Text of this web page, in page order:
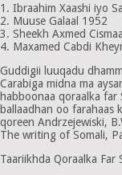
1. Ibraahim Xaashi iyo
2. Muuse Galaal 1952
3. Sheekh Axmed
4. Maxamed Cabdi
Guddigii luuqadu
Carabiga midna ma
habboonaa qoraalka
ballaadhan oo farahaas
qoreen Andrzejewiski,
The writing of Somali,
Taariikhda Qoraalka Far